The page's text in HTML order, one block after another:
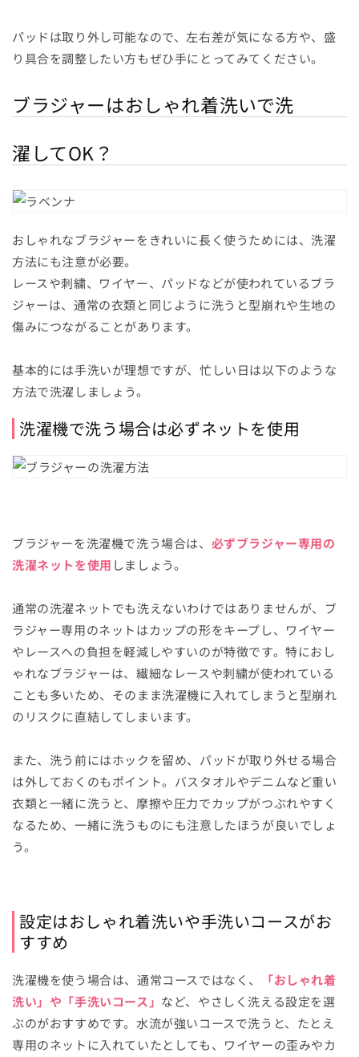
パッドは取り外し可能なので、左右差が気になる方や、盛
り具合を調整したい方もぜひ手にとってみてください。
ブラジャーはおしゃれ着洗いで洗
濯してOK？
おしゃれなブラジャーをきれいに長く使うためには、洗濯
方法にも注意が必要。
レースや刺繍、ワイヤー、パッドなどが使われているブラ
ジャーは、通常の衣類と同じように洗うと型崩れや生地の
傷みにつながることがあります。
基本的には手洗いが理想ですが、忙しい日は以下のような
方法で洗濯しましょう。
洗濯機で洗う場合は必ずネットを使用
ブラジャーを洗濯機で洗う場合は、 必ずブラジャー専用の
洗濯ネットを使用 しましょう。
通常の洗濯ネットでも洗えないわけではありませんが、ブ
ラジャー専用のネットはカップの形をキープし、ワイヤー
やレースへの負担を軽減しやすいのが特徴です。特におし
ゃれなブラジャーは、繊細なレースや刺繍が使われている
ことも多いため、そのまま洗濯機に入れてしまうと型崩れ
のリスクに直結してしまいます。
また、洗う前にはホックを留め、パッドが取り外せる場合
は外しておくのもポイント。バスタオルやデニムなど重い
衣類と一緒に洗うと、摩擦や圧力でカップがつぶれやすく
なるため、一緒に洗うものにも注意したほうが良いでしょ
う。
設定はおしゃれ着洗いや手洗いコースがお
すすめ
洗濯機を使う場合は、通常コースではなく、
「おしゃれ着
洗い」や「手洗いコース」 など、やさしく洗える設定を選
ぶのがおすすめです。水流が強いコースで洗うと、たとえ
専用のネットに入れていたとしても、ワイヤーの歪みやカ